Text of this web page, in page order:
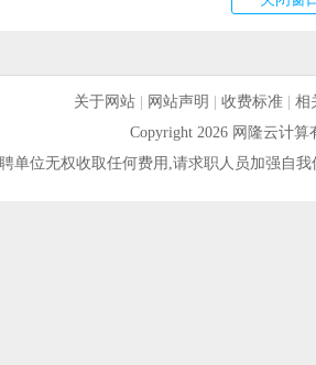
关于网站| 网站声明 收费标准| 相
Copyright 2026 网隆云计
单位无权收取任何费用,请求职人员加强自